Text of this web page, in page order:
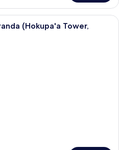
Une chambre d’hôtel moderne
(Hokupa'a Tower,